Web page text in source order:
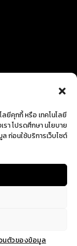
ลยีคุกกี้ หรือ เทคโนโลยี
า โปรดศึกษา นโยบาย
ก่อนใช้บริการเว็บไซต์
นตัวของข้อมูล